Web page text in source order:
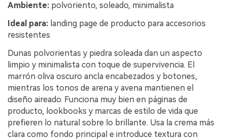
Ambiente: polvoriento, soleado, minimalista
Ideal para: landing page de producto para accesorios
resistentes
Dunas polvorientas y piedra soleada dan un aspecto
limpio y minimalista con toque de supervivencia. El
marrón oliva oscuro ancla encabezados y botones,
mientras los tonos de arena y avena mantienen el
diseño aireado. Funciona muy bien en páginas de
producto, lookbooks y marcas de estilo de vida que
prefieren lo natural sobre lo brillante. Usa la crema más
clara como fondo principal e introduce textura con